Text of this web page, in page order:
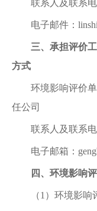
联系人及联系
电子邮件：
三、承担评价
方式
环境影响评价
任公司
联系人及联系
电子邮箱：
四、环境影响
（1）环境影